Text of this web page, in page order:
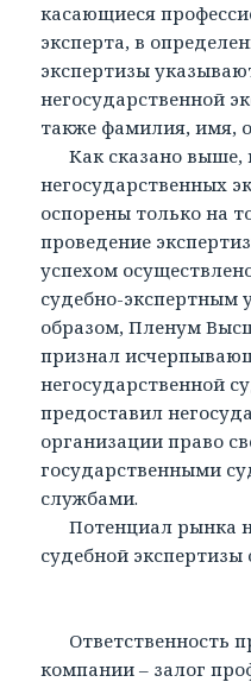
касающиеся
эксперта, в
экспертизы
негосударственной
также фамилия, имя,
Как сказано выше,
негосударственных
оспорены только на
проведение
успехом
судебно-экспертным
образом, Пленум
признал
негосударственной
предоставил
организации право
государственными
службами.
Потенциал рынка
судебной экспертизы
Ответственность
компании – залог